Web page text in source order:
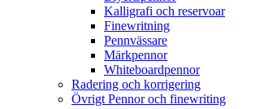
Kalligrafi och reservoar
Finewritning
Pennvässare
Märkpennor
Whiteboardpennor
Radering och korrigering
Övrigt Pennor och finewriting